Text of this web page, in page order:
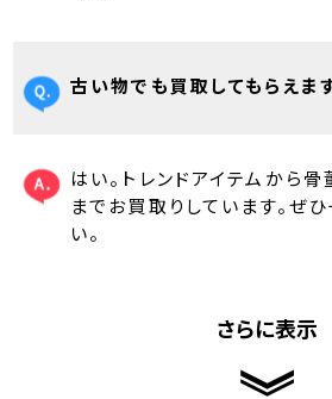
古い物でも買取してもらえま
はい。トレンドアイテムから骨
までお買取りしています。ぜ
い。
さらに表示